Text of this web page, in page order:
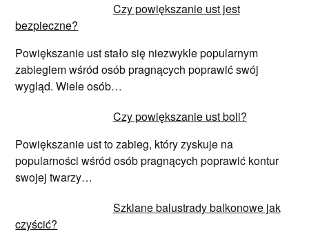
Czy powiększanie ust jest
bezpieczne?
Powiększanie ust stało się niezwykle popularnym
zabiegiem wśród osób pragnących poprawić swój
wygląd. Wiele osób…
Czy powiększanie ust boli?
Powiększanie ust to zabieg, który zyskuje na
popularności wśród osób pragnących poprawić kontur
swojej twarzy…
Szklane balustrady balkonowe jak
czyścić?